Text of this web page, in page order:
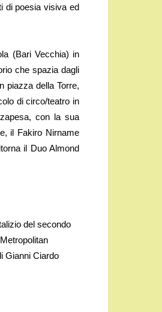
di poesia visiva ed
(Bari Vecchia) in
che spazia dagli
piazza della Torre,
di circo/teatro in
con la sua
il Fakiro Nirname
il Duo Almond
del secondo
Gianni Ciardo